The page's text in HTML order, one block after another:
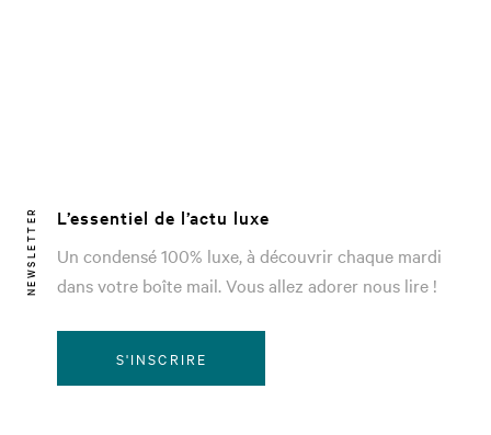
NEWSLETTER
L’essentiel de l’actu luxe
Un condensé 100% luxe, à découvrir chaque mardi
dans votre boîte mail. Vous allez adorer nous lire !
S'INSCRIRE